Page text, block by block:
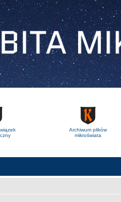
Archiwum plików
mikroświata